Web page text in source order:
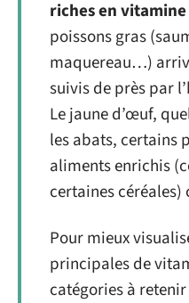
riches en vitamine
poissons gras
maquereau…)
suivis de près par
Le jaune d’œuf,
les abats, certains
aliments enrichis
certaines
Pour mieux
principales de
catégories à retenir